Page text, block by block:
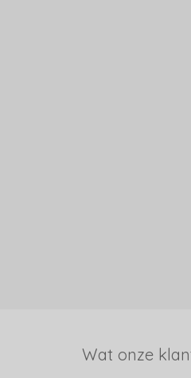
Wat onze